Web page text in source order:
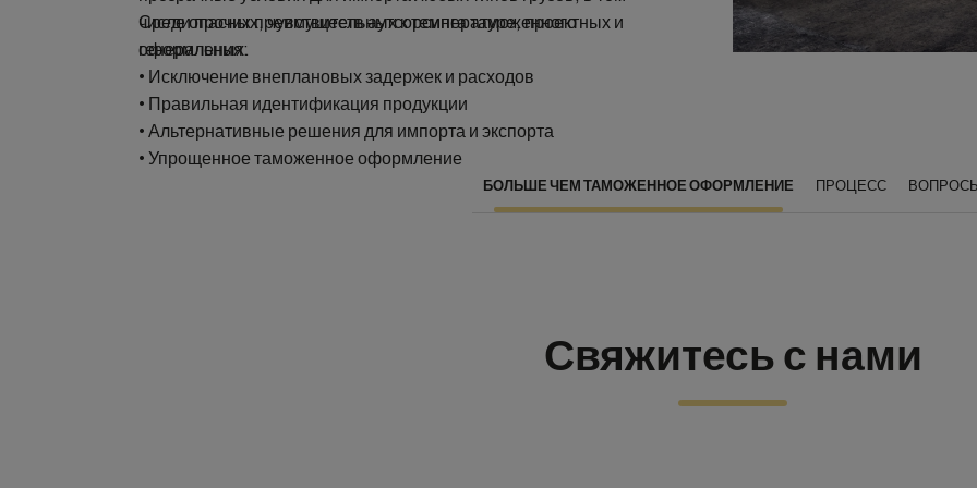
числе опасных, чувствительных к температуре, проектных и
генеральных.
Среди прочих преимуществ аутсорсинга таможенного
оформления:
• Исключение внеплановых задержек и расходов
• Правильная идентификация продукции
• Альтернативные решения для импорта и экспорта
• Упрощенное таможенное оформление
БОЛЬШЕ ЧЕМ ТАМОЖЕННОЕ ОФОРМЛЕНИЕ ПРОЦЕСС
Свяжитесь с нами